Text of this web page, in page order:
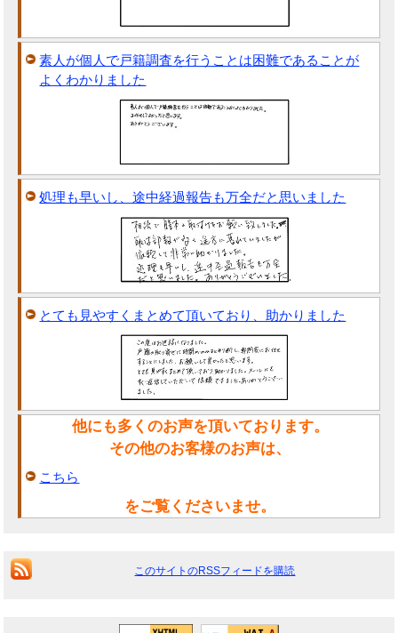
素人が個人で戸籍調査を行うことは困難であることが
よくわかりました
処理も早いし、途中経過報告も万全だと思いました
とても見やすくまとめて頂いており、助かりました
他にも多くのお声を頂いております。
その他のお客様のお声は、
こちら
をご覧くださいませ。
このサイトのRSSフィードを購読